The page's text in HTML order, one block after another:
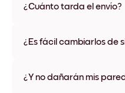
materiales y colores de
¿Cuánto tarda el envío?
disponibles en algunos
¿Es fácil cambiarlos de
ningún daño
¿Y no dañarán mis